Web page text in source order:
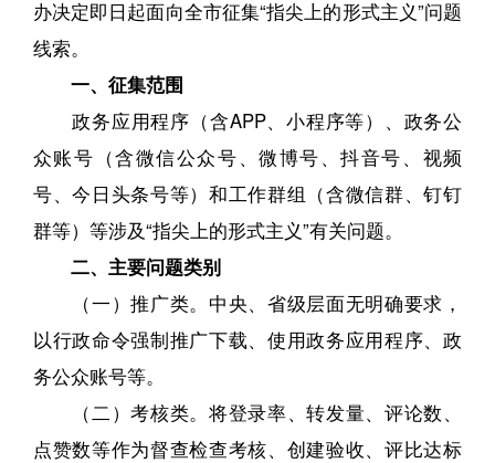
办决定即日起面向全市征集“指尖上的形式主义”问题
线索。
一、征集范围
政务应用程序（含APP、小程序等）、政务公
众账号（含微信公众号、微博号、抖音号、视频
号、今日头条号等）和工作群组（含微信群、钉钉
群等）等涉及“指尖上的形式主义”有关问题。
二、主要问题类别
（一）推广类。中央、省级层面无明确要求，
以行政命令强制推广下载、使用政务应用程序、政
务公众账号等。
（二）考核类。将登录率、转发量、评论数、
点赞数等作为督查检查考核、创建验收、评比达标